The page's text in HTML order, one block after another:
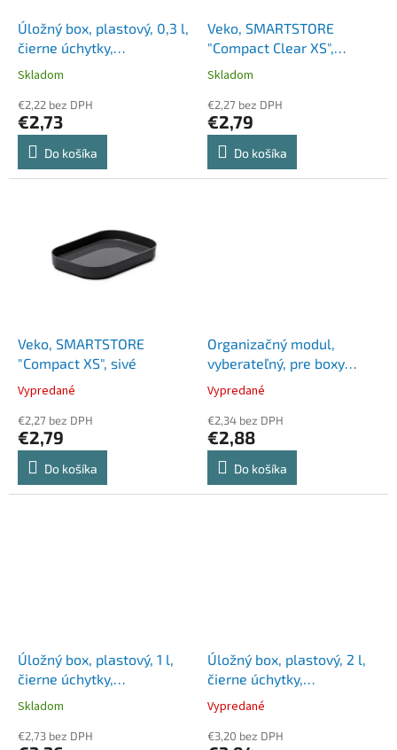
Úložný box, plastový, 0,3 l,
čierne úchytky,
SMARTSTORE "Classic
Skladom
€2,22 bez DPH
€2,73
Do košíka
Veko, SMARTSTORE
"Compact Clear XS",
priehľadné
Skladom
€2,27 bez DPH
€2,79
Do košíka
Veko, SMARTSTORE
"Compact XS", sivé
Vypredané
€2,27 bez DPH
€2,79
Do košíka
Organizačný modul,
vyberateľný, pre boxy
Classic 15, vysoký, 1,6 l,
SMARTSTORE, priehľadný
Vypredané
€2,34 bez DPH
€2,88
Do košíka
Úložný box, plastový, 1 l,
čierne úchytky,
SMARTSTORE "Classic 1",
Skladom
€2,73 bez DPH
Úložný box, plastový, 2 l,
čierne úchytky,
SMARTSTORE "Classic 2",
priehľadný
Vypredané
€3,20 bez DPH